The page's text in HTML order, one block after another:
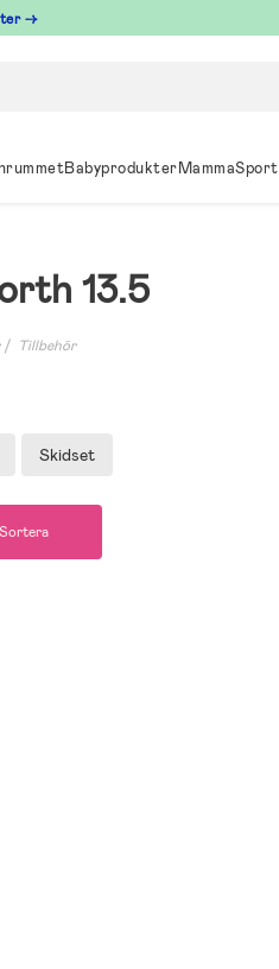
→
BabyprodukterMammaSport
13.5
Tillbehör
Skidset
Sortera